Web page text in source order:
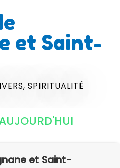
et Saint-
SPIRITUALITÉ
et Saint-